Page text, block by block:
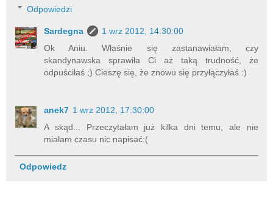
Odpowiedzi
Sardegna
1 wrz 2012, 14:30:00
Ok Aniu. Właśnie się zastanawiałam, czy
skandynawska sprawiła Ci aż taką trudność, że
odpuściłaś ;) Cieszę się, że znowu się przyłączyłaś :)
anek7 1 wrz 2012, 17:30:00
A skąd... Przeczytałam już kilka dni temu, ale nie
miałam czasu nic napisać:(
Odpowiedz